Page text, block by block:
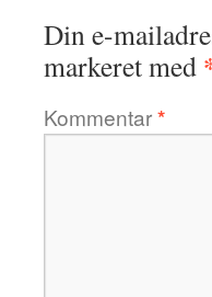
Din e-
markeret med
Kommentar*